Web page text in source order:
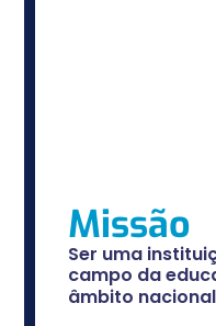
Missão
Ser uma
campo da
âmbito